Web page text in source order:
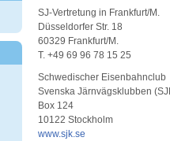
SJ-Vertretung in Frankfurt/M.
Düsseldorfer Str. 18
60329 Frankfurt/M.
T. +49 69 96 78 15 25
Schwedischer Eisenbahnclub
Svenska Järnvägsklubben
Box 124
10122 Stockholm
www.sjk.se